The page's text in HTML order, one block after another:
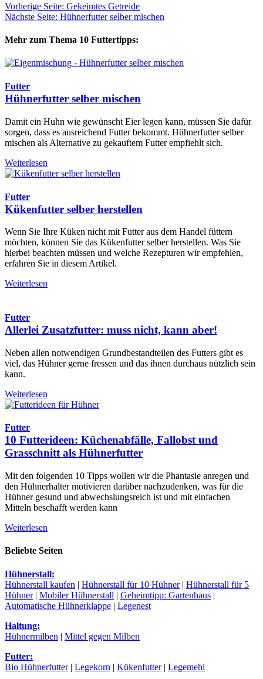
Vorherige Seite: Gekeimtes Getreide
Nächste Seite: Hühnerfutter selber mischen
Mehr zum Thema 10 Futtertipps:
Futter
Hühnerfutter selber mischen
Damit ein Huhn wie gewünscht Eier legen kann, müssen Sie dafür
sorgen, dass es ausreichend Futter bekommt. Hühnerfutter selber
mischen als Alternative zu gekauftem Futter empfiehlt sich.
Weiterlesen
Futter
Kükenfutter selber herstellen
Wenn Sie Ihre Küken nicht mit Futter aus dem Handel füttern
möchten, können Sie das Kükenfutter selber herstellen. Was Sie
hierbei beachten müssen und welche Rezepturen wir empfehlen,
erfahren Sie in diesem Artikel.
Weiterlesen
Futter
Allerlei Zusatzfutter: muss nicht, kann aber!
Neben allen notwendigen Grundbestandteilen des Futters gibt es
viel, das Hühner gerne fressen und das ihnen durchaus nützlich sein
kann.
Weiterlesen
Futter
10 Futterideen: Küchenabfälle, Fallobst und
Grasschnitt als Hühnerfutter
Mit den folgenden 10 Tipps wollen wir die Phantasie anregen und
den Hühnerhalter motivieren darüber nachzudenken, was für die
Hühner gesund und abwechslungsreich ist und mit einfachen
Mitteln beschafft werden kann
Weiterlesen
Beliebte Seiten
Hühnerstall:
Hühnerstall kaufen | Hühnerstall für 10 Hühner| Hühnerstall für 5
Hühner| Mobiler Hühnerstall | Geheimtipp: Gartenhaus |
Automatische Hühnerklappe | Legenest
Haltung:
Hühnermilben | Mittel gegen Milben
Futter:
Bio Hühnerfutter| Legekorn | Kükenfutter| Legemehl